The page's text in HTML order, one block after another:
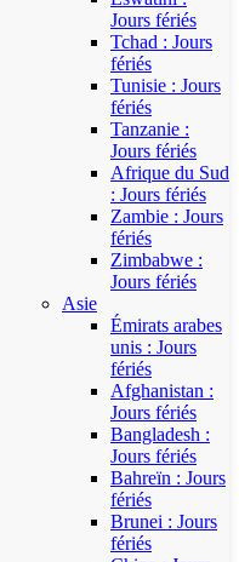
Jours fériés
Tchad : Jours
fériés
Tunisie : Jours
fériés
Tanzanie :
Jours fériés
Afrique du Sud
: Jours fériés
Zambie : Jours
fériés
Zimbabwe :
Jours fériés
Asie
Émirats arabes
unis : Jours
fériés
Afghanistan :
Jours fériés
Bangladesh :
Jours fériés
Bahreïn : Jours
fériés
Brunei : Jours
fériés